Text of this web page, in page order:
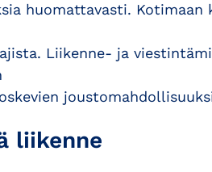
huomattavasti. Kotimaan
Liikenne- ja
liikenne